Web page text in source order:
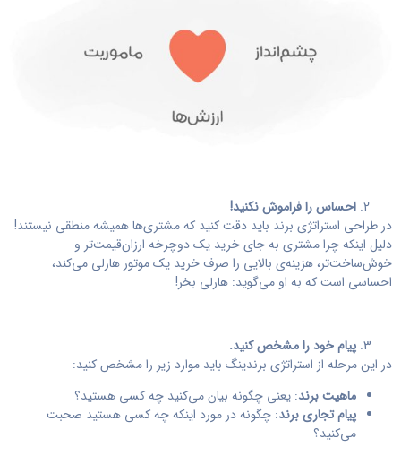
احساس را فراموش نکنید!
در طراحی استراتژی برند باید دقت کنید که مشتری‌ها همیشه منطقی نیستند!
دلیل اینکه چرا مشتری به جای خرید یک دوچرخه ارزان‌قیمت‌تر و
خوش‌ساخت‌تر، هزینه‌ی بالایی را صرف خرید یک موتور هارلی می‌کند،
احساسی است که به او می‌گوید: هارلی بخر!
پیام خود را مشخص کنید.
در این مرحله از استراتژی برندینگ باید موارد زیر را مشخص کنید:
ماهیت برند: یعنی چگونه بیان می‌کنید چه کسی هستید؟
پیام تجاری برند: چگونه در مورد اینکه چه کسی هستید صحبت
می‌کنید؟